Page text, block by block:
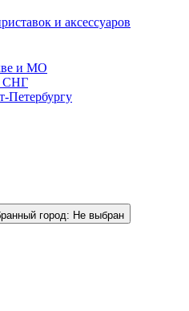
и аксессуаров
и МО
СНГ
Петербургу
город: Не выбран